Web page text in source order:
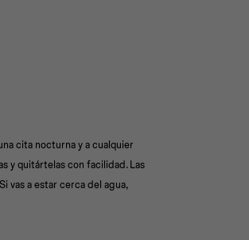
cita nocturna y a cualquier
y quitártelas con facilidad. Las
vas a estar cerca del agua,